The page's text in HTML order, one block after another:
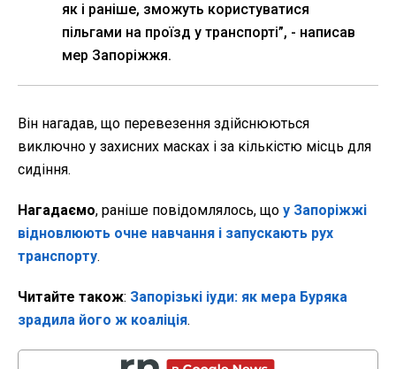
як і раніше, зможуть користуватися
пільгами на проїзд у транспорті”, - написав
мер Запоріжжя.
Він нагадав, що перевезення здійснюються
виключно у захисних масках і за кількістю місць для
сидіння.
Нагадаємо, раніше повідомлялось, що у Запоріжжі
відновлюють очне навчання і запускають рух
транспорту.
Читайте також: Запорізькі іуди: як мера Буряка
зрадила його ж коаліція.